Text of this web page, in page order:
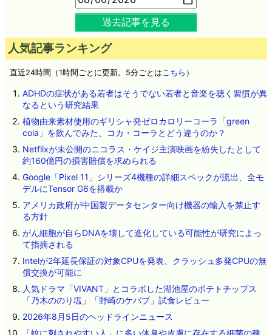
過去記事を見る
人気記事ランキング
直近24時間（1時間ごとに更新。5分ごとはこちら ）
ADHDの症状がある若者はそうでない若者と音楽を聴く習慣が異
なるという研究結果
植物由来素材使用のギリシャ発ゼロカロリーコーラ「green
cola」を飲んでみた、コカ・コーラとどう違うのか？
Netflixが未公開のニコラス・ケイジ主演映画を紛失したとして
約160億円の損害賠償を求められる
Google「Pixel 11」シリーズ4機種の詳細スペックが流出、全モ
デルにTensor G6を搭載か
アメリカ政府が中国製データセンター向け機器の輸入を禁止す
る方針
がん細胞が自らDNAを壊して進化している可能性が研究によっ
て指摘される
Intelが2年延長保証の対象CPUを発表、クラッシュ多発CPUの無
償交換が可能に
人気ドラマ「VIVANT」とコラボした湖池屋のポテトチップス
「乃木ののり塩」「野崎のケバブ」試食レビュー
2026年8月5日のヘッドラインニュース